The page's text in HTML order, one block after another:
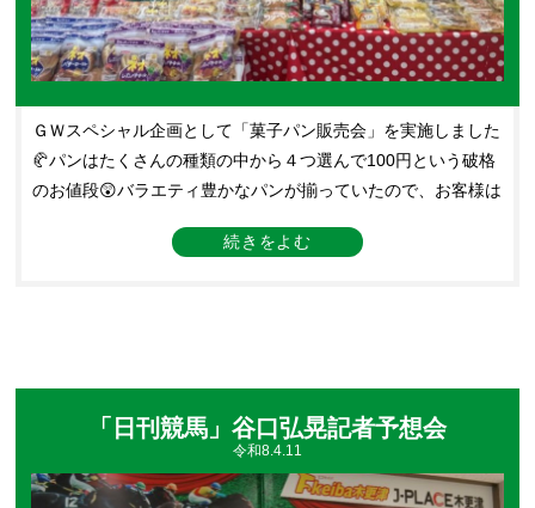
ＧＷスペシャル企画として「菓子パン販売会」を実施しました
🥐パンはたくさんの種類の中から４つ選んで100円という破格
のお値段😲バラエティ豊かなパンが揃っていたので、お客様は
という間に完売しました🙌
「日刊競馬」谷口弘晃記者予想会
令和8.4.11